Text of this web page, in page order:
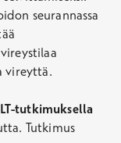
seurannassa
vireyttä.
tutkimuksella
Tutkimus